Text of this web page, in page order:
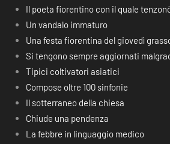
Il poeta fiorentino con il quale
Un vandalo immaturo
Una festa fiorentina del giovedì
Si tengono sempre aggiornati
Tipici coltivatori asiatici
Compose oltre 100 sinfonie
Il sotterraneo della chiesa
Chiude una pendenza
La febbre in linguaggio medico